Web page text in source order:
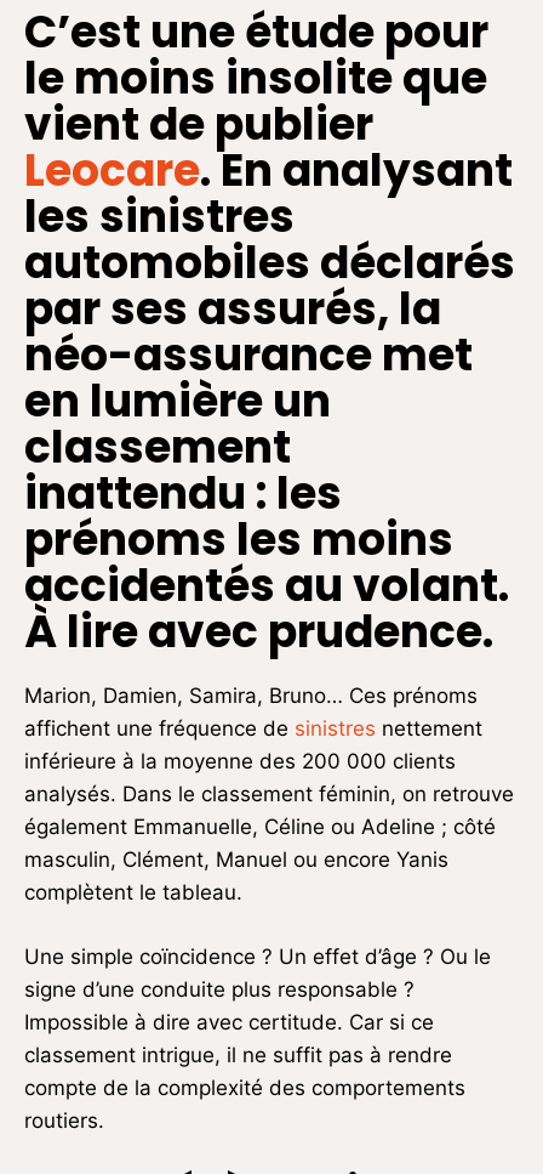
C’est une étude pour
le moins insolite que
vient de publier
Leocare. En analysant
les sinistres
automobiles déclarés
par ses assurés, la
néo-assurance met
en lumière un
classement
inattendu : les
prénoms les moins
accidentés au volant.
À lire avec prudence.
Marion, Damien, Samira, Bruno… Ces prénoms
affichent une fréquence de sinistres nettement
inférieure à la moyenne des 200 000 clients
analysés. Dans le classement féminin, on retrouve
également Emmanuelle, Céline ou Adeline ; côté
masculin, Clément, Manuel ou encore Yanis
complètent le tableau.
Une simple coïncidence ? Un effet d’âge ? Ou le
signe d’une conduite plus responsable ?
Impossible à dire avec certitude. Car si ce
classement intrigue, il ne suffit pas à rendre
compte de la complexité des comportements
routiers.